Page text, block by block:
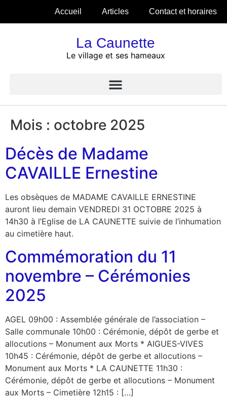
Accueil Articles Contact et horaires
La Caunette
Le village et ses hameaux
Mois : octobre 2025
Décès de Madame
CAVAILLE Ernestine
Les obsèques de MADAME CAVAILLE ERNESTINE
auront lieu demain VENDREDI 31 OCTOBRE 2025 à
14h30 à l’Eglise de LA CAUNETTE suivie de l’inhumation
au cimetière haut.
Commémoration du 11
novembre – Cérémonies
2025
AGEL 09h00 : Assemblée générale de l’association –
Salle communale 10h00 : Cérémonie, dépôt de gerbe et
allocutions – Monument aux Morts * AIGUES-VIVES
10h45 : Cérémonie, dépôt de gerbe et allocutions –
Monument aux Morts * LA CAUNETTE 11h30 :
Cérémonie, dépôt de gerbe et allocutions – Monument
aux Morts – Cimetière 12h15 : […]